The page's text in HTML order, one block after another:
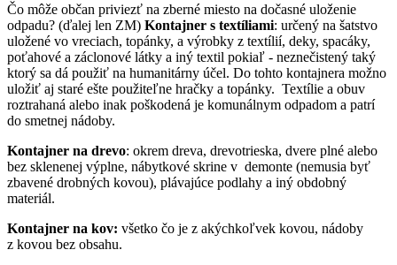
Čo môže občan priviezť na zberné miesto na dočasné uloženie
odpadu? (ďalej len ZM) Kontajner s textíliami: určený na šatstvo
uložené vo vreciach, topánky, a výrobky z textílií, deky, spacáky,
poťahové a záclonové látky a iný textil pokiaľ - neznečistený taký
ktorý sa dá použiť na humanitárny účel. Do tohto kontajnera možno
uložiť aj staré ešte použiteľne hračky a topánky. Textílie a obuv
roztrahaná alebo inak poškodená je komunálnym odpadom a patrí
do smetnej nádoby.
Kontajner na drevo: okrem dreva, drevotrieska, dvere plné alebo
bez sklenenej výplne, nábytkové skrine v demonte (nemusia byť
zbavené drobných kovou), plávajúce podlahy a iný obdobný
materiál.
Kontajner na kov: všetko čo je z akýchkoľvek kovou, nádoby
z kovou bez obsahu.